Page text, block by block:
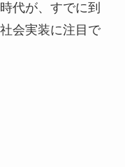
代が、すでに到
会実装に注目で